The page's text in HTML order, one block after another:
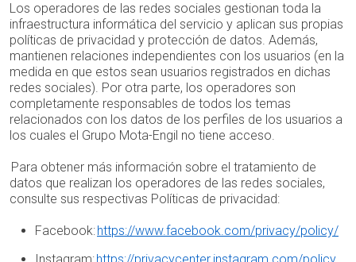
Los operadores de las redes sociales gestionan toda la
infraestructura informática del servicio y aplican sus propias
políticas de privacidad y protección de datos. Además,
mantienen relaciones independientes con los usuarios (en la
medida en que estos sean usuarios registrados en dichas
redes sociales). Por otra parte, los operadores son
completamente responsables de todos los temas
relacionados con los datos de los perfiles de los usuarios a
los cuales el Grupo Mota-Engil no tiene acceso.
Para obtener más información sobre el tratamiento de
datos que realizan los operadores de las redes sociales,
consulte sus respectivas Políticas de privacidad:
Facebook:https://www.facebook.com/privacy/policy/